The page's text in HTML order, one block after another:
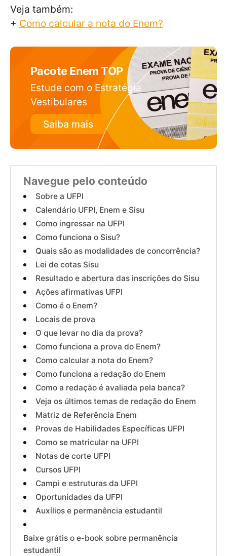
Veja também:
+ Como calcular a nota do Enem?
Pacote Enem TOP
Estude com o Estratégia
Vestibulares
Saiba mais
Navegue pelo conteúdo
Sobre a UFPI
Calendário UFPI, Enem e Sisu
Como ingressar na UFPI
Como funciona o Sisu?
Quais são as modalidades de concorrência?
Lei de cotas Sisu
Resultado e abertura das inscrições do Sisu
Ações afirmativas UFPI
Como é o Enem?
Locais de prova
O que levar no dia da prova?
Como funciona a prova do Enem?
Como calcular a nota do Enem?
Como funciona a redação do Enem
Como a redação é avaliada pela banca?
Veja os últimos temas de redação do Enem
Matriz de Referência Enem
Provas de Habilidades Específicas UFPI
Como se matricular na UFPI
Notas de corte UFPI
Cursos UFPI
Campi e estruturas da UFPI
Oportunidades da UFPI
Auxílios e permanência estudantil
Baixe grátis o e-book sobre permanência
estudantil